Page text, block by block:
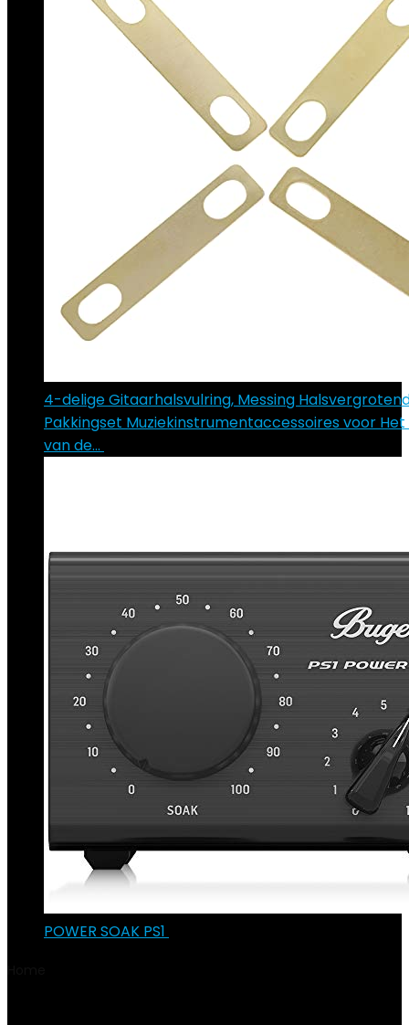
4-delige Gitaarhalsvulring, Messing
Pakkingset Muziekinstrumentaccessoires voor
van de…
POWER SOAK PS1